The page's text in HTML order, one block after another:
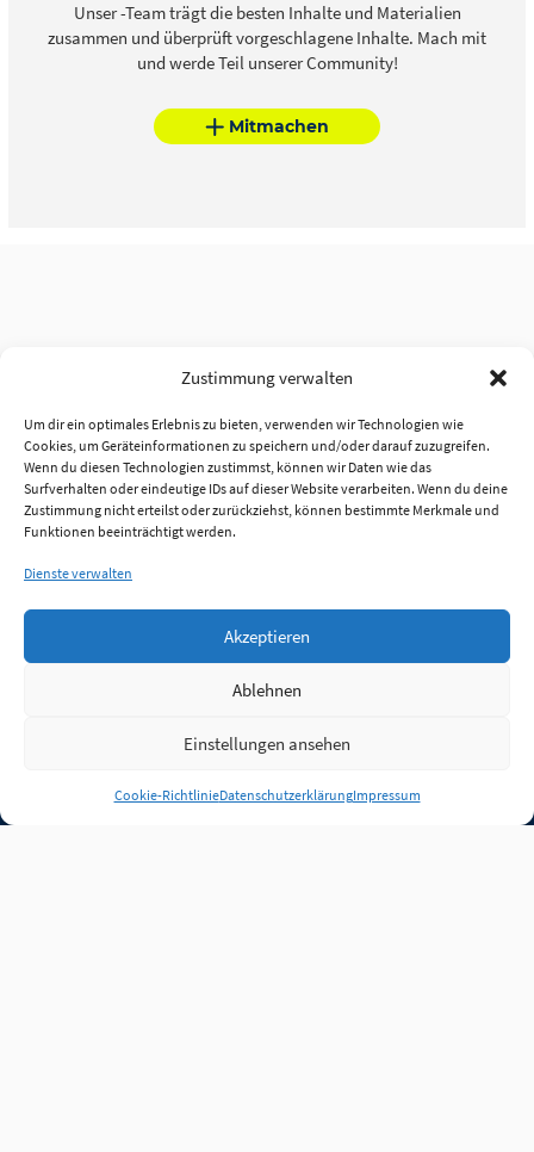
Zustimmung verwalten
Um dir ein optimales Erlebnis zu bieten, verwenden wir Technologien wie
Cookies, um Geräteinformationen zu speichern und/oder darauf zuzugreifen.
Wenn du diesen Technologien zustimmst, können wir Daten wie das
Surfverhalten oder eindeutige IDs auf dieser Website verarbeiten. Wenn du deine
Zustimmung nicht erteilst oder zurückziehst, können bestimmte Merkmale und
Funktionen beeinträchtigt werden.
Dienste verwalten
Akzeptieren
Ablehnen
Einstellungen ansehen
Cookie-RichtlinieDatenschutzerklärungImpressum
Unser -Team trägt die besten Inhalte und Materialien
zusammen und überprüft vorgeschlagene Inhalte. Mach mit
und werde Teil unserer Community!
Mitmachen
Anmelden
Jobs Partner FAQ Quellen